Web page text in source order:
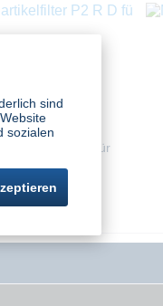
P2 R D für
8000
8 Stück
sind
sozialen